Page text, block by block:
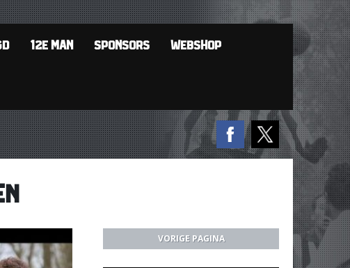
12E MAN SPONSORS WEBSHOP
VORIGE PAGINA